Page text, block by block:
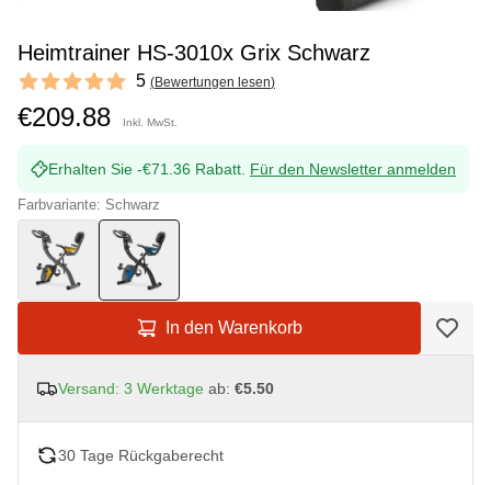
Heimtrainer HS-3010x Grix Schwarz
Reviews
5 out of 5 stars 5 (Bewertungen lesen)
€209.88 Inkl. MwSt.
Erhalten Sie -€71.36 Rabatt. Für den Newsletter anmelden
Farbvariante: Schwarz
In den Warenkorb
Versand: 3 Werktage ab: €5.50
30 Tage Rückgaberecht